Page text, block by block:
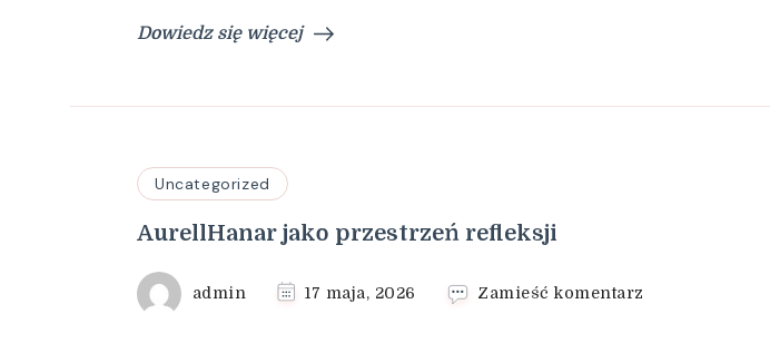
Dowiedz się więcej
Uncategorized
AurellHanar jako przestrzeń refleksji
admin 17 maja, 2026 Zamieść komentarz